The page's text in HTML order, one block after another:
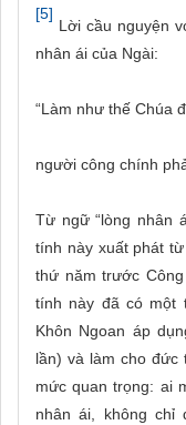
[5]
Lời cầu nguyện
nhân ái của Ngài:
“Làm như thế Chúa
người công chính
Từ ngữ “lòng nhân
tính này xuất phát
thứ năm trước
tính này đã có một
Khôn Ngoan áp
lần) và làm cho đức
mức quan trọng: ai
nhân ái, không chỉ